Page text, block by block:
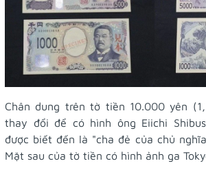
Chân dung trên tờ tiền 10.000 yên
thay đổi để có hình ông Eiichi
được biết đến là "cha đẻ của chủ
Mặt sau của tờ tiền có hình ảnh ga